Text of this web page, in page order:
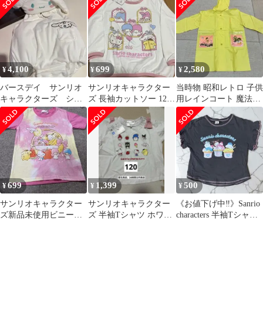
用キティプリン
キッズ
¥4,100
バースデイ サンリオ
キャラクターズ シナ
モン 着ぐるみ なり
きり 90〜100
¥699
サンリオキャラクター
ズ 長袖カットソー 120
㎝新品未使用タグ付き
¥2,580
当時物 昭和レトロ 子供
用レインコート 魔法の
アイドル パステルユー
ミ 日本製
¥699
サンリオキャラクター
ズ新品未使用ビニール
¥ 1,399
サンリオキャラクター
ズ 半袖Tシャツ ホワイ
¥500
《お値下げ中‼️》Sanrio
characters 半袖Tシャツ